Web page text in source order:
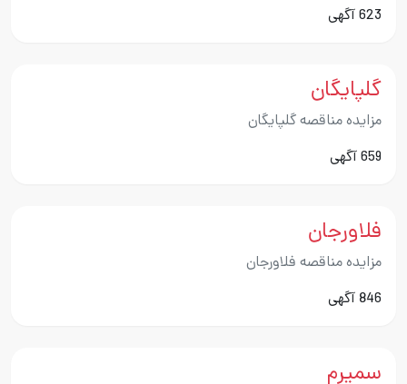
623 آگهی
گلپایگان
مزایده مناقصه گلپایگان
659 آگهی
فلاورجان
مزایده مناقصه فلاورجان
846 آگهی
سمیرم